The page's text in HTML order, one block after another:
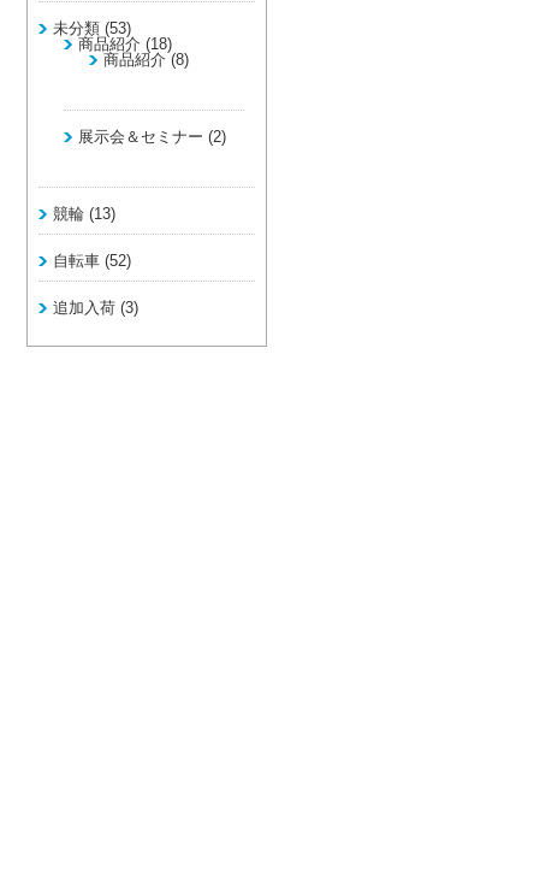
未分類 (53)
商品紹介 (18)
商品紹介 (8)
展示会＆セミナー (2)
競輪 (13)
自転車 (52)
追加入荷 (3)